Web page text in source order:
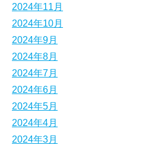
2024年11月
2024年10月
2024年9月
2024年8月
2024年7月
2024年6月
2024年5月
2024年4月
2024年3月